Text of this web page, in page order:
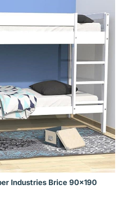
Industries Brice 90×190